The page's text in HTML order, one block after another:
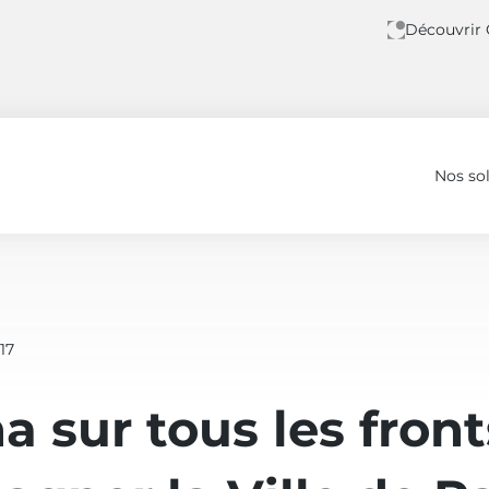
Découvrir
Nos
la Ville de Paris
sur tous les